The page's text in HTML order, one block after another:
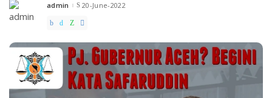
admin 20-June-2022